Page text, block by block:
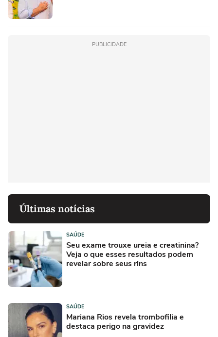
PUBLICIDADE
Últimas notícias
SAÚDE
Seu exame trouxe ureia e creatinina?
Veja o que esses resultados podem
revelar sobre seus rins
SAÚDE
Mariana Rios revela trombofilia e
destaca perigo na gravidez